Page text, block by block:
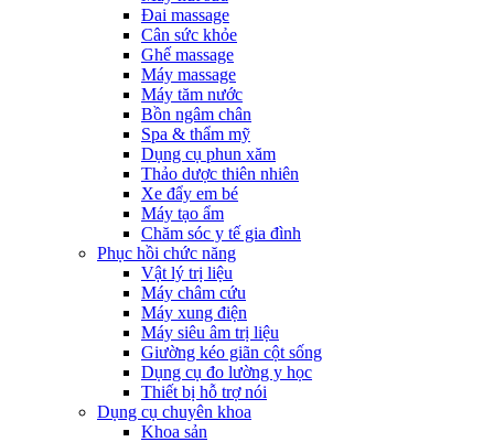
Đai massage
Cân sức khỏe
Ghế massage
Máy massage
Máy tăm nước
Bồn ngâm chân
Spa & thẩm mỹ
Dụng cụ phun xăm
Thảo dược thiên nhiên
Xe đẩy em bé
Máy tạo ẩm
Chăm sóc y tế gia đình
Phục hồi chức năng
Vật lý trị liệu
Máy châm cứu
Máy xung điện
Máy siêu âm trị liệu
Giường kéo giãn cột sống
Dụng cụ đo lường y học
Thiết bị hỗ trợ nói
Dụng cụ chuyên khoa
Khoa sản